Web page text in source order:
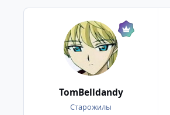
TomBelldandy
Старожилы